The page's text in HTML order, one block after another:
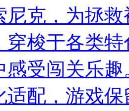
尼克，为拯
穿梭于各类
感受闯关乐
适配，游戏